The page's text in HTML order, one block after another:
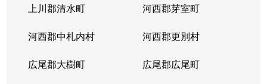
上川郡清水町 河西郡芽室町
河西郡中札内村 河西郡更別村
広尾郡大樹町 広尾郡広尾町